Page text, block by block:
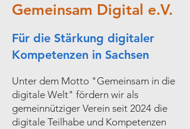
Gemeinsam Digital e.V.
Für die Stärkung digitaler
Kompetenzen in Sachsen
Unter dem Motto "Gemeinsam in die
digitale Welt" fördern wir als
gemeinnütziger Verein seit 2024 die
digitale Teilhabe und Kompetenzen